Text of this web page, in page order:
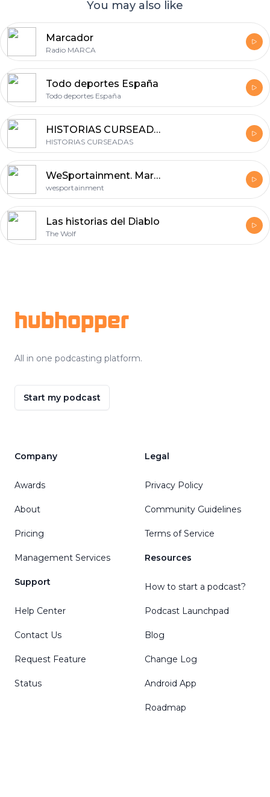
You may also like
Marcador
Radio MARCA
Todo deportes España
Todo deportes España
HISTORIAS CURSEADAS
HISTORIAS CURSEADAS
WeSportainment. Marketing deportivo, sportainment,
wesportainment
Las historias del Diablo
The Wolf
hubhopper
All in one podcasting platform.
Start my podcast
Company
Awards
About
Pricing
Management Services
Support
Help Center
Contact Us
Request Feature
Status
Legal
Privacy Policy
Community Guidelines
Terms of Service
Resources
How to start a podcast?
Podcast Launchpad
Blog
Change Log
Android App
Roadmap